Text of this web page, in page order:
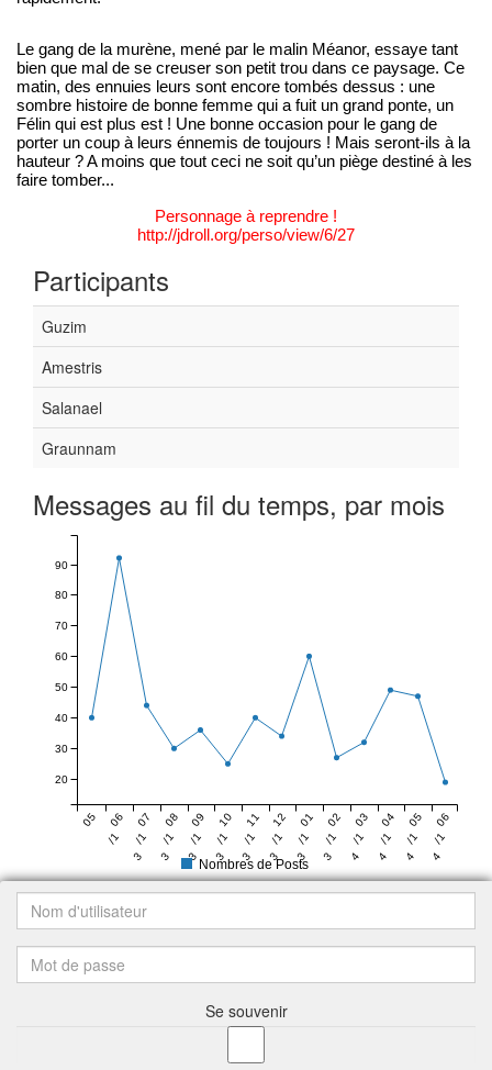
Le gang de la murène, mené par le malin Méanor, essaye tant
bien que mal de se creuser son petit trou dans ce paysage. Ce
matin, des ennuies leurs sont encore tombés dessus : une
sombre histoire de bonne femme qui a fuit un grand ponte, un
Félin qui est plus est ! Une bonne occasion pour le gang de
porter un coup à leurs énnemis de toujours ! Mais seront-ils à la
hauteur ? A moins que tout ceci ne soit qu’un piège destiné à les
faire tomber...
Personnage à reprendre !
http://jdroll.org/perso/view/6/27
Participants
Guzim
Amestris
Salanael
Graunnam
Messages au fil du temps, par mois
05
/1
3
06
/1
3
07
/1
3
08
/1
3
09
/1
3
10
/1
3
11
/1
3
12
/1
3
01
/1
4
02
/1
4
03
/1
4
04
/1
4
05
/1
06
20
30
40
50
60
70
80
90
Nombres de Posts
Se souvenir